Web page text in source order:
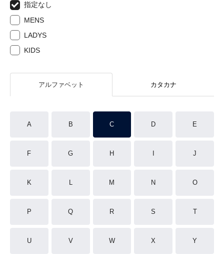
指定なし
MENS
LADYS
KIDS
アルファベット カタカナ
A B C D E
F G H J
K L M N O
P Q R S T
U V W X Y